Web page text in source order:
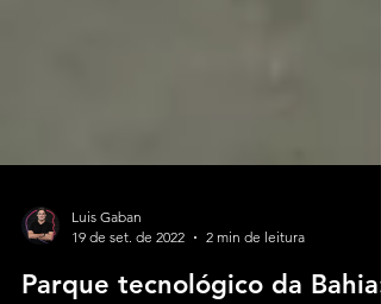
19 de set. de 2022
2 min de leitura